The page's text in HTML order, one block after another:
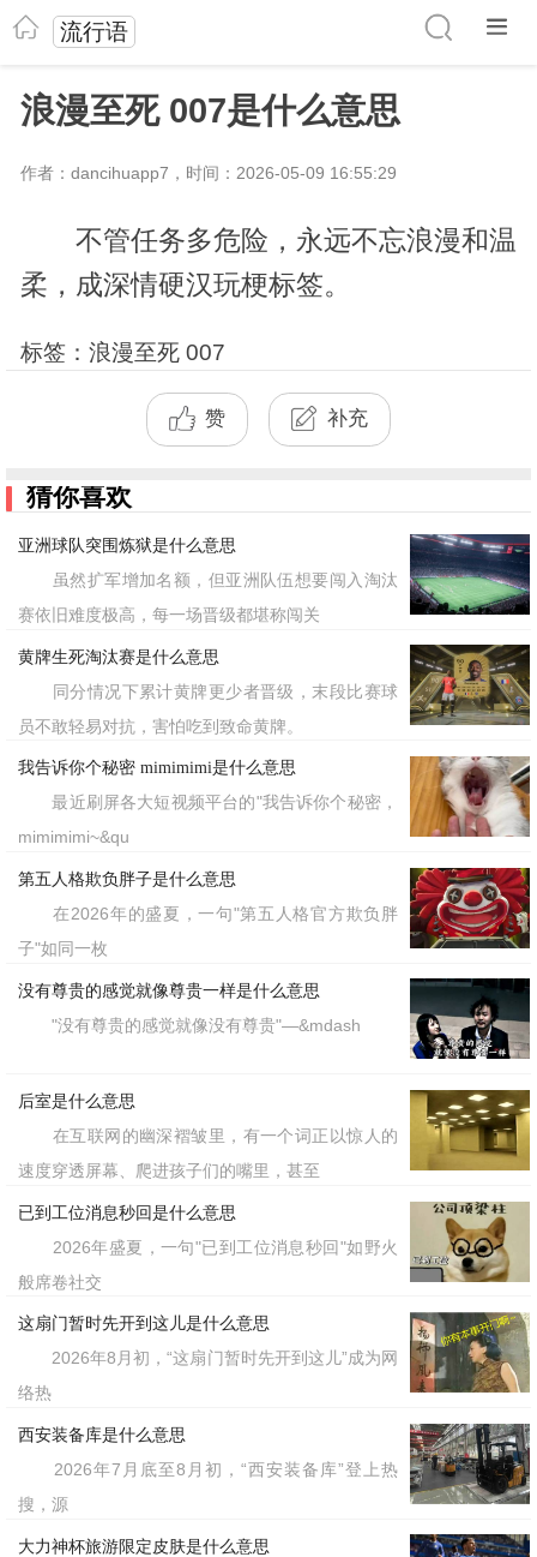
流行语
浪漫至死 007是什么意思
作者：dancihuapp7，时间：2026-05-09 16:55:29
不管任务多危险，永远不忘浪漫和温
柔，成深情硬汉玩梗标签。
标签：浪漫至死 007
赞 补充
猜你喜欢
亚洲球队突围炼狱是什么意思
虽然扩军增加名额，但亚洲队伍想要闯入淘汰
赛依旧难度极高，每一场晋级都堪称闯关
黄牌生死淘汰赛是什么意思
同分情况下累计黄牌更少者晋级，末段比赛球
员不敢轻易对抗，害怕吃到致命黄牌。
我告诉你个秘密 mimimimi是什么意思
最近刷屏各大短视频平台的"我告诉你个秘密，
mimimimi~&qu
第五人格欺负胖子是什么意思
在2026年的盛夏，一句"第五人格官方欺负胖
子"如同一枚
没有尊贵的感觉就像尊贵一样是什么意思
"没有尊贵的感觉就像没有尊贵"—&mdash
后室是什么意思
在互联网的幽深褶皱里，有一个词正以惊人的
速度穿透屏幕、爬进孩子们的嘴里，甚至
已到工位消息秒回是什么意思
2026年盛夏，一句"已到工位消息秒回"如野火
般席卷社交
这扇门暂时先开到这儿是什么意思
2026年8月初，“这扇门暂时先开到这儿”成为网
络热
西安装备库是什么意思
2026年7月底至8月初，“西安装备库”登上热
搜，源
大力神杯旅游限定皮肤是什么意思